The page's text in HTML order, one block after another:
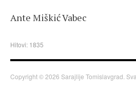
Ante Miškić Vabec
Hitovi: 1835
Copyright © 2026 Sarajlije Tomislavgrad.